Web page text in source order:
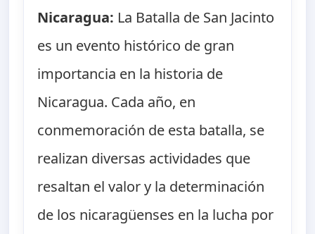
Nicaragua: La Batalla de San Jacinto
es un evento histórico de gran
importancia en la historia de
Nicaragua. Cada año, en
conmemoración de esta batalla, se
realizan diversas actividades que
resaltan el valor y la determinación
de los nicaragüenses en la lucha por